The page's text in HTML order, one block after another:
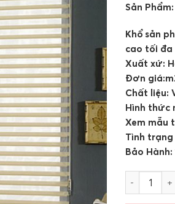
Sản
Khổ sản
cao tối đa
Xuất xứ:
Đơn
Chất liệu:
Hình thức
Xem mẫu
Tình trạng
Bảo Hành:
Mành